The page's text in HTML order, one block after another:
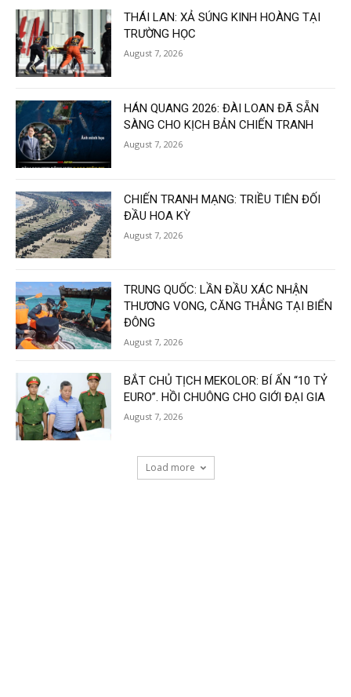
THÁI LAN: XẢ SÚNG KINH HOÀNG TẠI
TRƯỜNG HỌC
August 7, 2026
HÁN QUANG 2026: ĐÀI LOAN ĐÃ SẴN
SÀNG CHO KỊCH BẢN CHIẾN TRANH
August 7, 2026
CHIẾN TRANH MẠNG: TRIỀU TIÊN ĐỐI
ĐẦU HOA KỲ
August 7, 2026
TRUNG QUỐC: LẦN ĐẦU XÁC NHẬN
THƯƠNG VONG, CĂNG THẲNG TẠI BIỂN
ĐÔNG
August 7, 2026
BẮT CHỦ TỊCH MEKOLOR: BÍ ẨN “10 TỶ
EURO”. HỒI CHUÔNG CHO GIỚI ĐẠI GIA
August 7, 2026
Load more